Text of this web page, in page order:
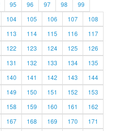
95 96 97 98
99
104 105 106 107
108
113 114 115 116
117
122 123 124 125
126
131 132 133 134
135
140 141 142 143
144
149 150 151 152
153
158 159 160 161
162
167 168 169 170
171